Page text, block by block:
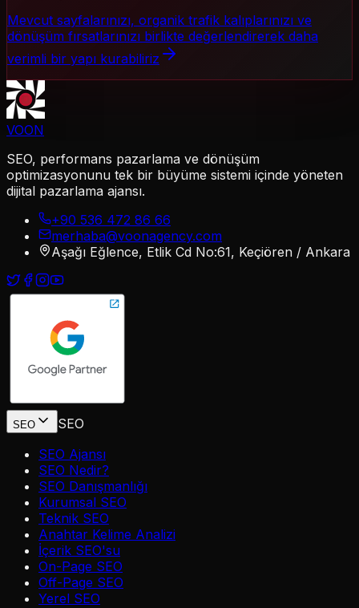
Mevcut sayfalarınızı, organik trafik kalıplarınızı ve
dönüşüm fırsatlarınızı birlikte değerlendirerek daha
verimli bir yapı kurabiliriz
VOON
SEO, performans pazarlama ve dönüşüm
optimizasyonunu tek bir büyüme sistemi içinde yöneten
dijital pazarlama ajansı.
+90 536 472 86 66
merhaba@voonagency.com
Aşağı Eğlence, Etlik Cd No:61, Keçiören / Ankara
SEO
SEO
SEO Ajansı
SEO Nedir?
SEO Danışmanlığı
Kurumsal SEO
Teknik SEO
Anahtar Kelime Analizi
İçerik SEO'su
On-Page SEO
Off-Page SEO
Yerel SEO